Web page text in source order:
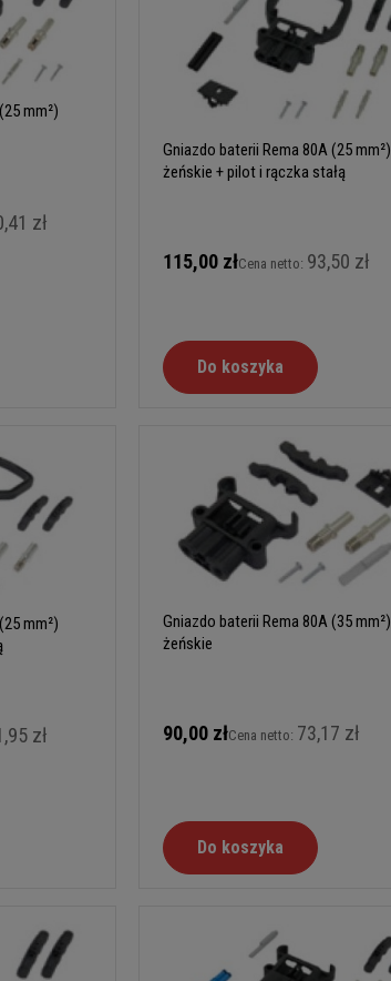
mm²)
zł
Gniazdo baterii Rema 80A (25 mm²)
żeńskie + pilot i rączka stałą
115,00 złCena netto: 93,50 zł
Do koszyka
mm²)
zł
Gniazdo baterii Rema 80A (35 mm²)
żeńskie
90,00 złCena netto: 73,17 zł
Do koszyka